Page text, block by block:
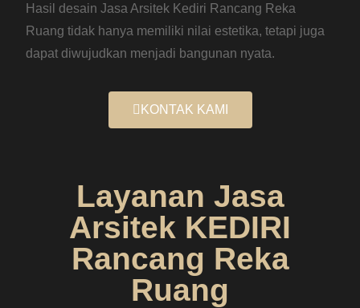
Hasil desain Jasa Arsitek Kediri Rancang Reka
Ruang tidak hanya memiliki nilai estetika, tetapi juga
dapat diwujudkan menjadi bangunan nyata.
KONTAK KAMI
Layanan Jasa
Arsitek KEDIRI
Rancang Reka
Ruang